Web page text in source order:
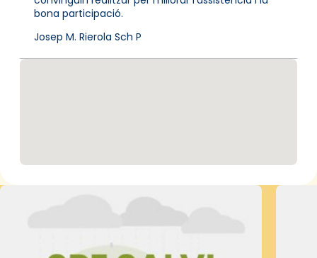
bona participació.
Josep M. Rierola Sch P